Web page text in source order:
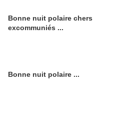
Bonne nuit polaire chers
excommuniés ...
Bonne nuit polaire ...